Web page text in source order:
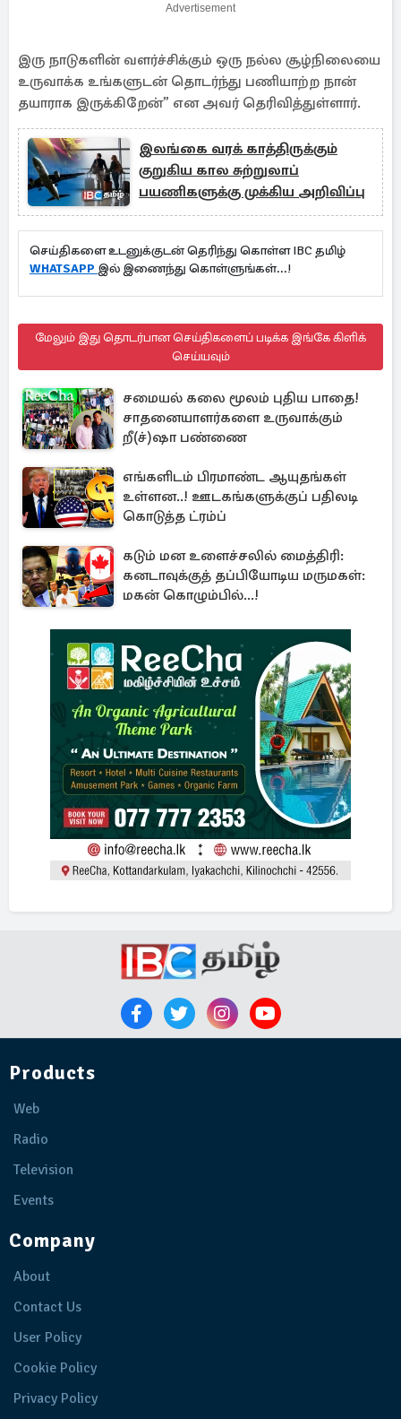
Advertisement
இரு நாடுகளின் வளர்ச்சிக்கும் ஒரு நல்ல சூழ்நிலையை
உருவாக்க உங்களுடன் தொடர்ந்து பணியாற்ற நான்
தயாராக இருக்கிறேன்” என அவர் தெரிவித்துள்ளார்.
இலங்கை வரக் காத்திருக்கும்
குறுகிய கால சுற்றுலாப்
பயணிகளுக்கு முக்கிய அறிவிப்பு
செய்திகளை உடனுக்குடன் தெரிந்து கொள்ள IBC தமிழ்
WHATSAPP இல் இணைந்து கொள்ளுங்கள்...!
மேலும் இது தொடர்பான செய்திகளைப் படிக்க இங்கே கிளிக்
செய்யவும்
சமையல் கலை மூலம் புதிய பாதை!
சாதனையாளர்களை உருவாக்கும்
றீ(ச்)ஷா பண்ணை
எங்களிடம் பிரமாண்ட ஆயுதங்கள்
உள்ளன..! ஊடகங்களுக்குப் பதிலடி
கொடுத்த ட்ரம்ப்
கடும் மன உளைச்சலில் மைத்திரி:
கனடாவுக்குத் தப்பியோடிய மருமகள்:
மகன் கொழும்பில்...!
Products
Web
Radio
Television
Events
Company
About
Contact Us
User Policy
Cookie Policy
Privacy Policy